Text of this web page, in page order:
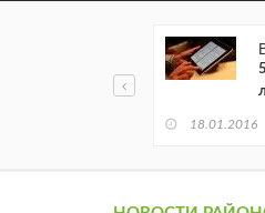
18.01.2016